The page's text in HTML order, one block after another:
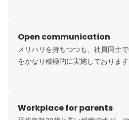
の方が早く柔軟であると代表の清野
若手が安心して業務に向き合い、
キルアップのための書籍購入や、
Open communication
メリハリを持ちつつも、社員同士
をかなり積極的に実施しておりま
ちなみに、出社時のランチ代は会社
Workplace for parents